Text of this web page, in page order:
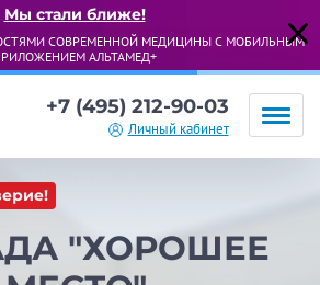
Мы стали ближе!
СОВРЕМЕННОЙ МЕДИЦИНЫ С МОБИЛЬНЫМ
АЛЬТАМЕД+
+7 (495) 212-90-03
Личный кабинет
"ХОРОШЕЕ